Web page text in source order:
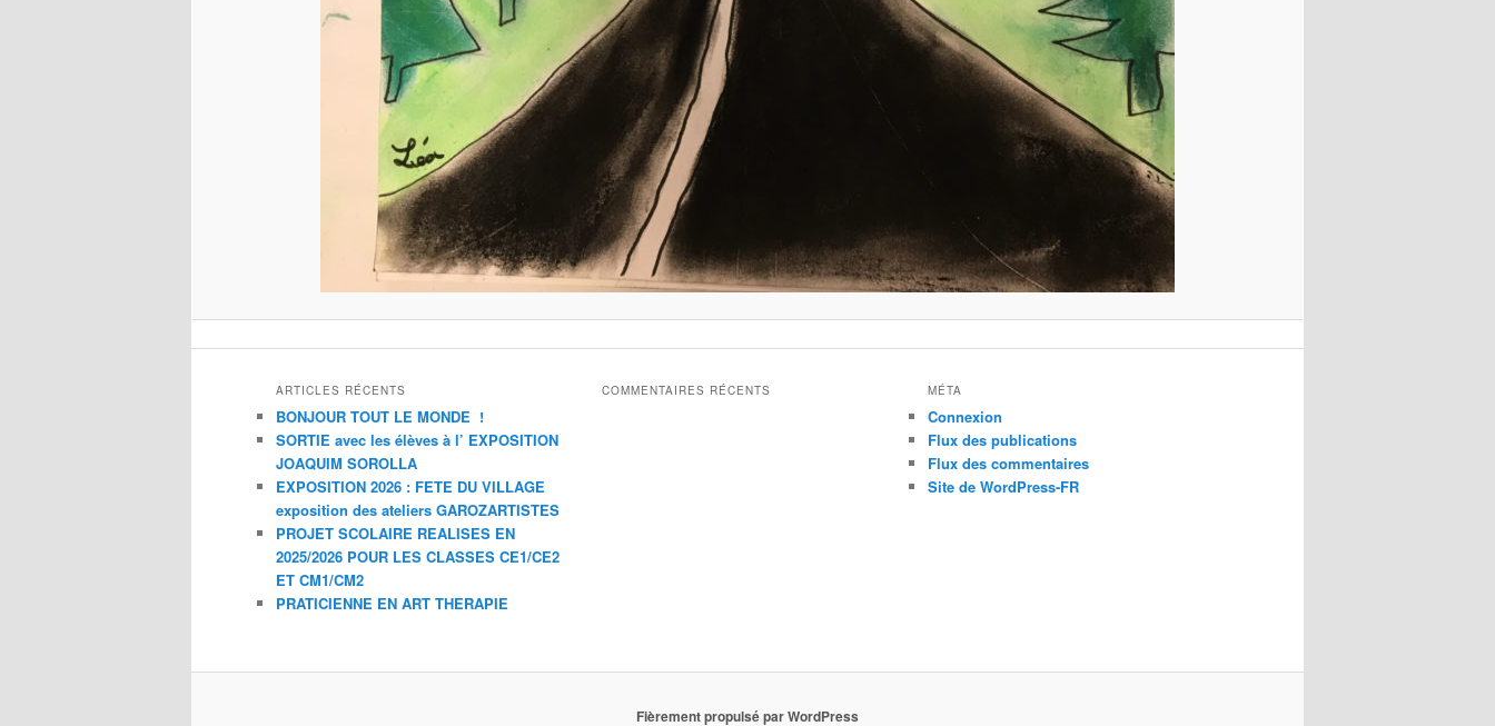
ARTICLES RÉCENTS
BONJOUR TOUT LE MONDE !
SORTIE avec les élèves à l’ EXPOSITION
JOAQUIM SOROLLA
EXPOSITION 2026 : FETE DU VILLAGE
exposition des ateliers GAROZARTISTES
PROJET SCOLAIRE REALISES EN
2025/2026 POUR LES CLASSES CE1/CE2
ET CM1/CM2
PRATICIENNE EN ART THERAPIE
COMMENTAIRES RÉCENTS MÉTA
Connexion
Flux des publications
Flux des commentaires
Site de WordPress-FR
Fièrement propulsé par WordPress